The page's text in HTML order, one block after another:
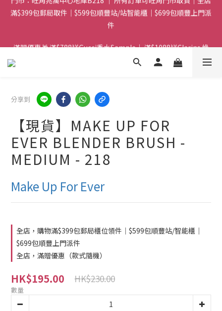
門市：旺角兆萬中心地庫B218 ｜ 所有訂單可旺角門市取貨｜全店
滿$399包郵局取件｜$599包順豐站/站智能櫃｜$699包順豐上門派
滿$399包郵局取件｜$599包順豐站/站智能櫃｜$699包順豐上門派
件
滿贈優惠🎁 滿$788送Gucci香水Sample｜ 滿$1088送Clarins 煥
滿$1888送Charlotte Tilbury唇膏
門市：旺角兆萬中心地庫B218 ｜ 所有訂單可旺角門市取貨｜全店
滿$399包郵局取件｜$599包順豐站/站智能櫃｜$699包順豐上門派
分享到
【現貨】MAKE UP FOR
EVER BLENDER BRUSH -
MEDIUM - 218
Make Up For Ever
全店，購物滿$399包郵局櫃位領件｜$599包順豐站/智能櫃｜
$699包順豐上門派件
全店，滿贈優惠（款式隨機）
HK$195.00 HK$230.00
數量